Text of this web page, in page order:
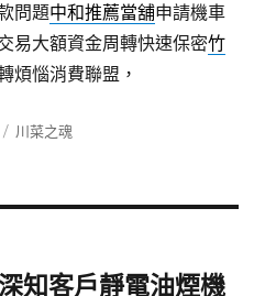
問題中和推薦當舖申請機車
易大額資金周轉快速保密竹
煩惱消費聯盟，
分
川菜之魂
知客戶靜電油煙機